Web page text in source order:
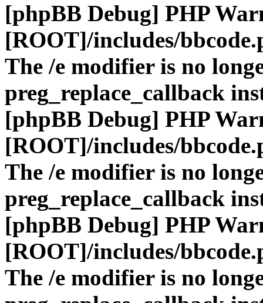
[phpBB Debug] PHP
[ROOT]/includes/
The /e modifier is no
preg_replace_callback
[phpBB Debug] PHP
[ROOT]/includes/
The /e modifier is no
preg_replace_callback
[phpBB Debug] PHP
[ROOT]/includes/
The /e modifier is no